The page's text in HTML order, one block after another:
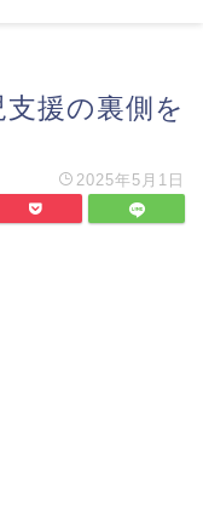
支援の裏側を
2025年5月1日